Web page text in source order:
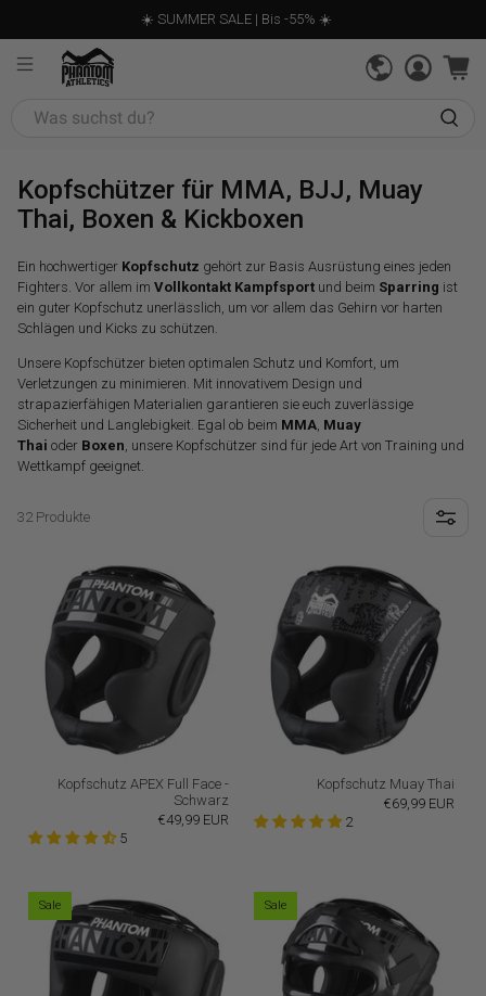
☀️ SUMMER SALE | Bis -55% ☀️
Was
Kopfschützer für MMA, BJJ, Muay
Thai, Boxen & Kickboxen
Ein hochwertiger Kopfschutz gehört zur Basis Ausrüstung eines jeden
Fighters. Vor allem imVollkontakt Kampfsport und beim Sparring ist
ein guter Kopfschutz unerlässlich, um vor allem das Gehirn vor harten
Schlägen und Kicks zu schützen.
Unsere Kopfschützer bieten optimalen Schutz und Komfort, um
Verletzungen zu minimieren. Mit innovativem Design und
strapazierfähigen Materialien garantieren sie euch zuverlässige
Sicherheit und Langlebigkeit. Egal ob beim MMA Muay
Thai oder Boxen , unsere Kopfschützer sind für jede Art von Training und
Wettkampf geeignet.
32 Produkte
Kopfschutz APEX Full Face -
Schwarz
€49,99 EUR
5
Kopfschutz Muay Thai
€69,99 EUR
2
Sale Sale